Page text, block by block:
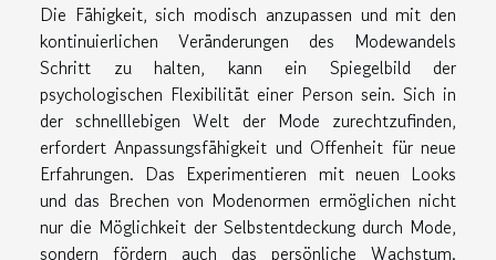
Die Fähigkeit, sich modisch anzupassen und mit den
kontinuierlichen Veränderungen des Modewandels
Schritt zu halten, kann ein Spiegelbild der
psychologischen Flexibilität einer Person sein. Sich in
der schnelllebigen Welt der Mode zurechtzufinden,
erfordert Anpassungsfähigkeit und Offenheit für neue
Erfahrungen. Das Experimentieren mit neuen Looks
und das Brechen von Modenormen ermöglichen nicht
nur die Möglichkeit der Selbstentdeckung durch Mode,
sondern fördern auch das persönliche Wachstum.